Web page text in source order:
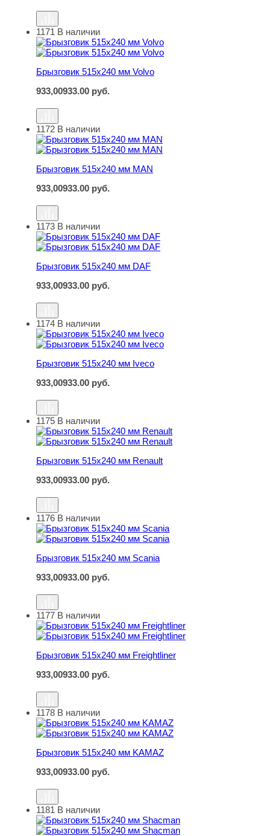
Брызговик 515х240 мм Volvo
1171 В наличии
Брызговик 515х240 мм Volvo
933,00933.00 руб.
Брызговик 515х240 мм MAN
1172 В наличии
Брызговик 515х240 мм MAN
933,00933.00 руб.
Брызговик 515х240 мм DAF
1173 В наличии
Брызговик 515х240 мм DAF
933,00933.00 руб.
Брызговик 515х240 мм Iveco
1174 В наличии
Брызговик 515х240 мм Iveco
933,00933.00 руб.
Брызговик 515х240 мм Renault
1175 В наличии
Брызговик 515х240 мм Renault
933,00933.00 руб.
Брызговик 515х240 мм Scania
1176 В наличии
Брызговик 515х240 мм Scania
933,00933.00 руб.
Брызговик 515х240 мм Freightliner
1177 В наличии
Брызговик 515х240 мм Freightliner
933,00933.00 руб.
Брызговик 515х240 мм KAMAZ
1178 В наличии
Брызговик 515х240 мм KAMAZ
933,00933.00 руб.
Брызговик 515х240 мм Shacman
1181 В наличии